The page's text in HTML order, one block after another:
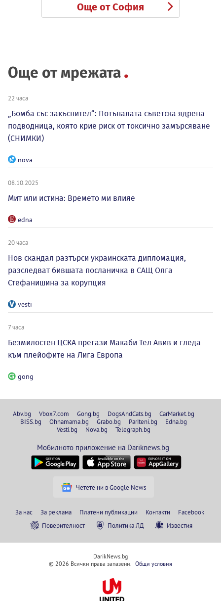
Още от София
Още от мрежата
22 часа
„Бомба със закъснител“: Потъналата съветска ядрена
подводница, която крие риск от токсично замърсяване
(СНИМКИ)
nova
08.10.2025
Мит или истина: Времето ми влияе
edna
20 часа
Нов скандал разтърси украинската дипломация,
разследват бившата посланичка в САЩ Олга
Стефанишина за корупция
vesti
7 часа
Безмилостен ЦСКА прегази Макаби Тел Авив и гледа
към плейофите на Лига Европа
gong
Abv.bg Vbox7.com Gong.bg DogsAndCats.bg
CarMarket.bg
BISS.bg
Ohnamama.bg Grabo.bg Pariteni.bg
Edna.bg
Vesti.bg
Nova.bg Telegraph.bg
Мобилното приложение на Dariknews.bg
Четете ни в Google News
За нас За реклама Платени публикации Контакти
Facebook
Поверителност
Политика ЛД Известия
DarikNews.bg
© 2026 Всички права запазени. Общи условия